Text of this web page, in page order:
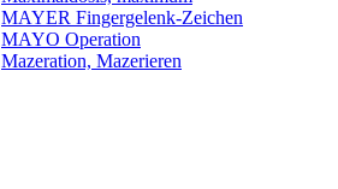
MAYER Fingergelenk-Zeichen
MAYO Operation
Mazeration, Mazerieren